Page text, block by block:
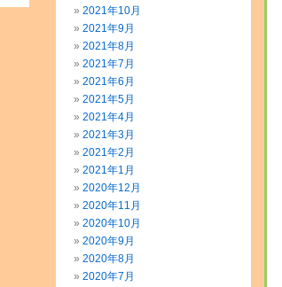
2021年10月
2021年9月
2021年8月
2021年7月
2021年6月
2021年5月
2021年4月
2021年3月
2021年2月
2021年1月
2020年12月
2020年11月
2020年10月
2020年9月
2020年8月
2020年7月